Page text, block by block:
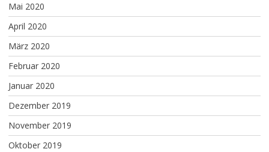
Mai 2020
April 2020
März 2020
Februar 2020
Januar 2020
Dezember 2019
November 2019
Oktober 2019